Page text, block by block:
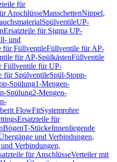
für
AnschlüsseManschettenNippel,
SpülventileUP-
Ersatzteile für Sigma UP-
und
für FüllventileFüllventile für AP-
für AP-SpülkästenFüllventile
Füllventile für UP-
für SpülventileSpül-Stopp-
Spülung1-Mengen-
Spülung2-Mengen-
FlowFitSystemrohre
Ersatzteile für
BögenT-StückeInnenliegende
und Verbindungen,
Verbindungen,
für AnschlüsseVerteiler mit